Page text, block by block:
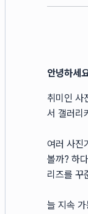
안녕하세
취미인 사
서 갤러리
여러 사진
볼까? 하
리즈를 꾸
늘 지속